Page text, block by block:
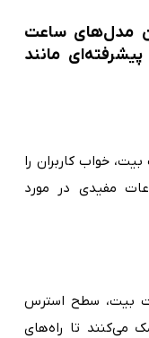
مدل‌های ساعت
مانند
خواب کاربران را
مفیدی در مورد
بیت، سطح استرس
می‌کنند تا راه‌های